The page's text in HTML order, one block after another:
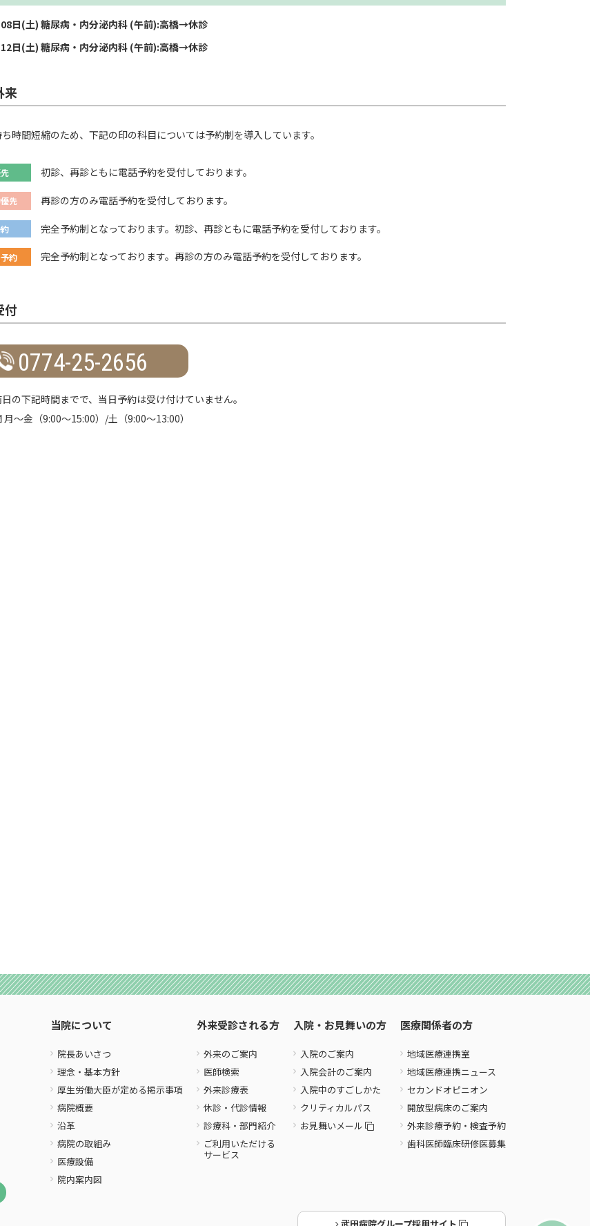
日(土) 糖尿病・内分泌内科 (午前):高橋→休診
日(土) 糖尿病・内分泌内科 (午前):高橋→休診
来
時間短縮のため、下記の印の科目については予約制を導入しています。
初診、再診ともに電話予約を受付しております。
先 再診の方のみ電話予約を受付しております。
完全予約制となっております。初診、再診ともに電話予約を受付しております。
約 完全予約制となっております。再診の方のみ電話予約を受付しております。
付
0774-25-2656
の下記時間までで、当日予約は受け付けていません。
～金（9:00～15:00）/土（9:00～13:00）
当院について
院長あいさつ
理念・基本方針
厚生労働大臣が定める掲示事項
病院概要
沿革
病院の取組み
医療設備
院内案内図
外来受診される方
外来のご案内
医師検索
外来診療表
休診・代診情報
診療科・部門紹介
ご利用いただける
サービス
入院・お見舞いの方
入院のご案内
入院会計のご案内
入院中のすごしかた
クリティカルパス
お見舞いメール
医療関係者の方
地域医療連携室
地域医療連携ニュース
セカンドオピニオン
開放型病床のご案内
外来診療予約・検査予約
歯科医師臨床研修医募集